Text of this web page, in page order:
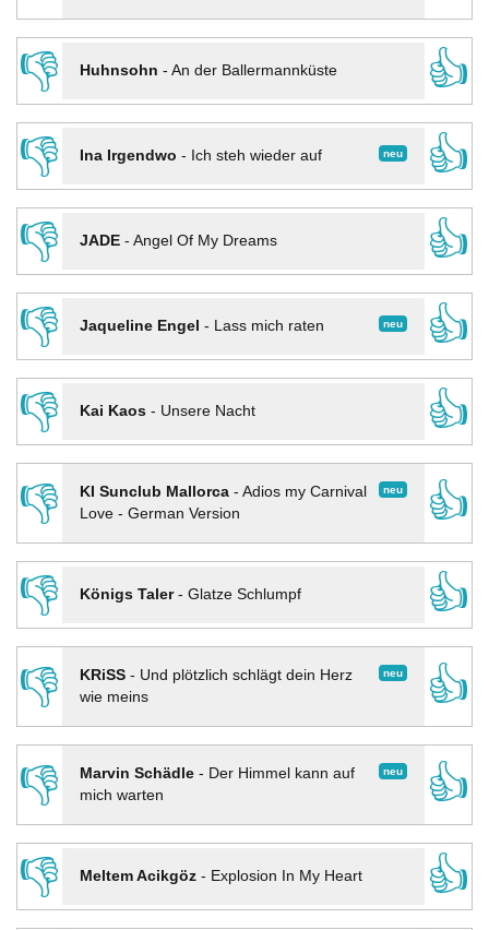
👎
Huhnsohn - An der Ballermannküste
👍
👎
neu
Ina Irgendwo - Ich steh wieder auf
👍
👎
JADE- Angel Of My Dreams
👍
👎
neu
Jaqueline Engel - Lass mich raten
👍
👎
Kai Kaos- Unsere Nacht
👍
👎
neu
KI Sunclub Mallorca- Adios my Carnival
Love - German Version
👍
👎
Königs Taler- Glatze Schlumpf
👍
👎
neu
KRiSS- Und plötzlich schlägt dein Herz
wie meins
👍
👎 neu
Marvin Schädle- Der Himmel kann auf
mich warten
👍
👎
Meltem Acikgöz- Explosion In My Heart
👍